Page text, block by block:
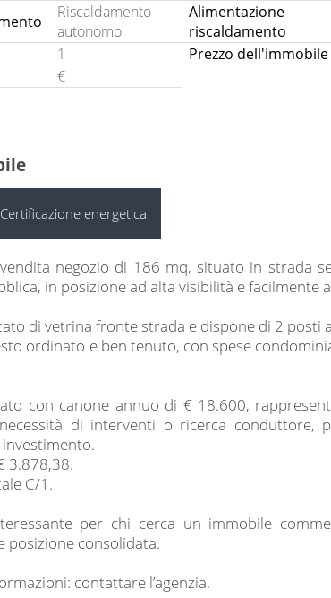
Riscaldamento
autonomo
Alimentazione
riscaldamento
1 Prezzo dell'immobile
€
Certificazione energetica
negozio di 186 mq, situato in strada
in posizione ad alta visibilità e facilmente
di vetrina fronte strada e dispone di 2 posti
ordinato e ben tenuto, con spese
con canone annuo di € 18.600,
di interventi o ricerca conduttore,
3.878,38.
C/1.
per chi cerca un immobile
posizione consolidata.
contattare l’agenzia.